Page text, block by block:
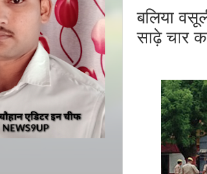
बलिया
साढ़े चार